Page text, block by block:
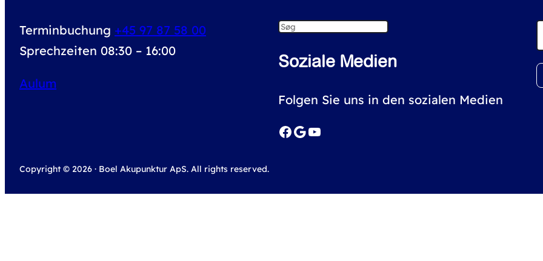
Terminbuchung +45 97 87 58 00
Sprechzeiten 08:30 – 16:00
Aulum
S
e
a
h
Soziale Medien
Folgen Sie uns in den sozialen Medien
Facebook Google YouTube
Copyright © 2026 · Boel Akupunktur ApS. All rights reserved.